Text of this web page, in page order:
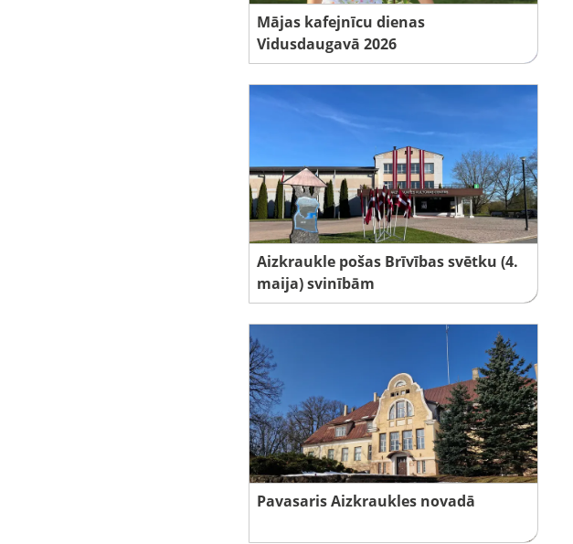
Mājas kafejnīcu dienas
Vidusdaugavā 2026
Aizkraukle pošas Brīvības svētku (4.
maija) svinībām
Pavasaris Aizkraukles novadā